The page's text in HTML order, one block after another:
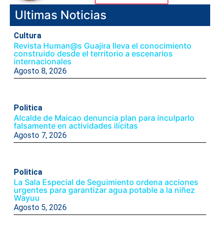
Ultimas Noticias
Cultura
Revista Human@s Guajira lleva el conocimiento
construido desde el territorio a escenarios
internacionales
Agosto 8, 2026
Politica
Alcalde de Maicao denuncia plan para inculparlo
falsamente en actividades ilícitas
Agosto 7, 2026
Politica
La Sala Especial de Seguimiento ordena acciones
urgentes para garantizar agua potable a la niñez
Wayuu
Agosto 5, 2026